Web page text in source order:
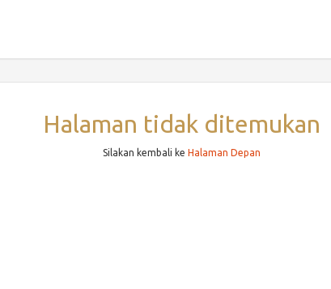
Halaman tidak ditemukan
Silakan kembali ke Halaman Depan